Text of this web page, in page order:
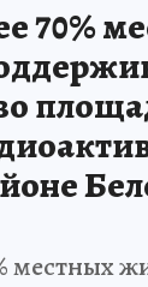
70%
местных